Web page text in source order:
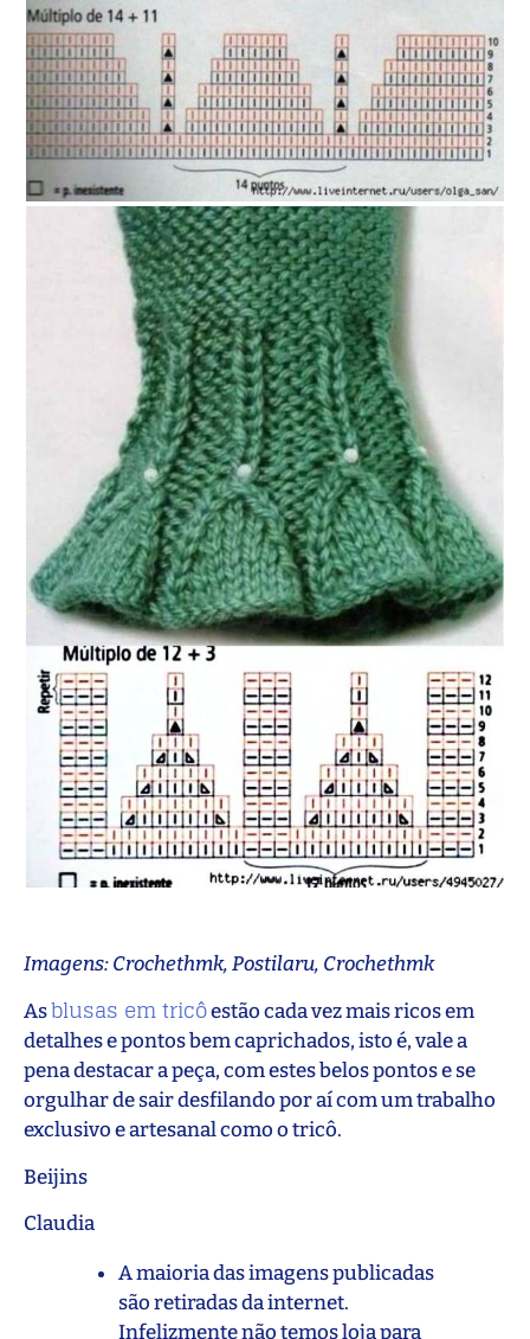
Imagens: Crochethmk, Postilaru, Crochethmk
Asblusas em tricôestão cada vez mais ricos em
detalhes e pontos bem caprichados, isto é, vale a
pena destacar a peça, com estes belos pontos e se
orgulhar de sair desfilando por aí com um trabalho
exclusivo e artesanal como o tricô.
Beijins
Claudia
A maioria das imagens publicadas
são retiradas da internet.
Infelizmente não temos loja para